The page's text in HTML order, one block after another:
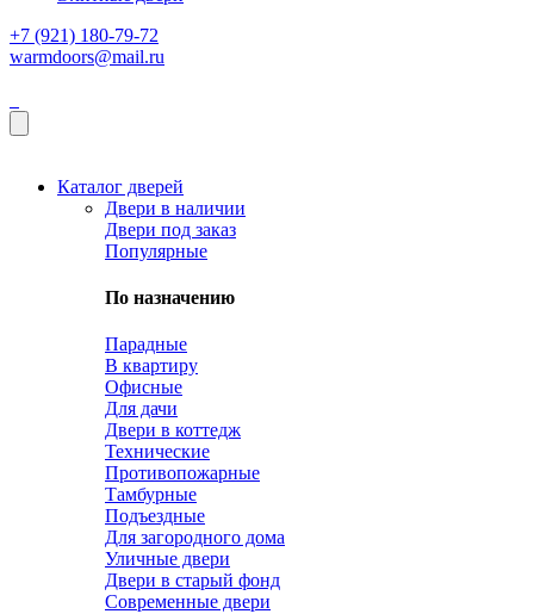
+7 (921) 180-79-72
warmdoors@mail.ru
Каталог дверей
Двери в наличии
Двери под заказ
Популярные
По назначению
Парадные
В квартиру
Офисные
Для дачи
Двери в коттедж
Технические
Противопожарные
Тамбурные
Подъездные
Для загородного дома
Уличные двери
Двери в старый фонд
Современные двери